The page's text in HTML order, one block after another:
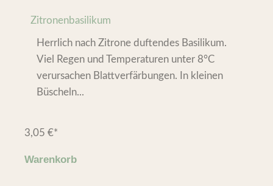
Zitronenbasilikum
Herrlich nach Zitrone duftendes Basilikum.
Viel Regen und Temperaturen unter 8°C
verursachen Blattverfärbungen. In kleinen
Büscheln...
3,05 €*
Warenkorb